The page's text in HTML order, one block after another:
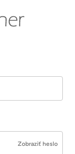
Zobraziť heslo